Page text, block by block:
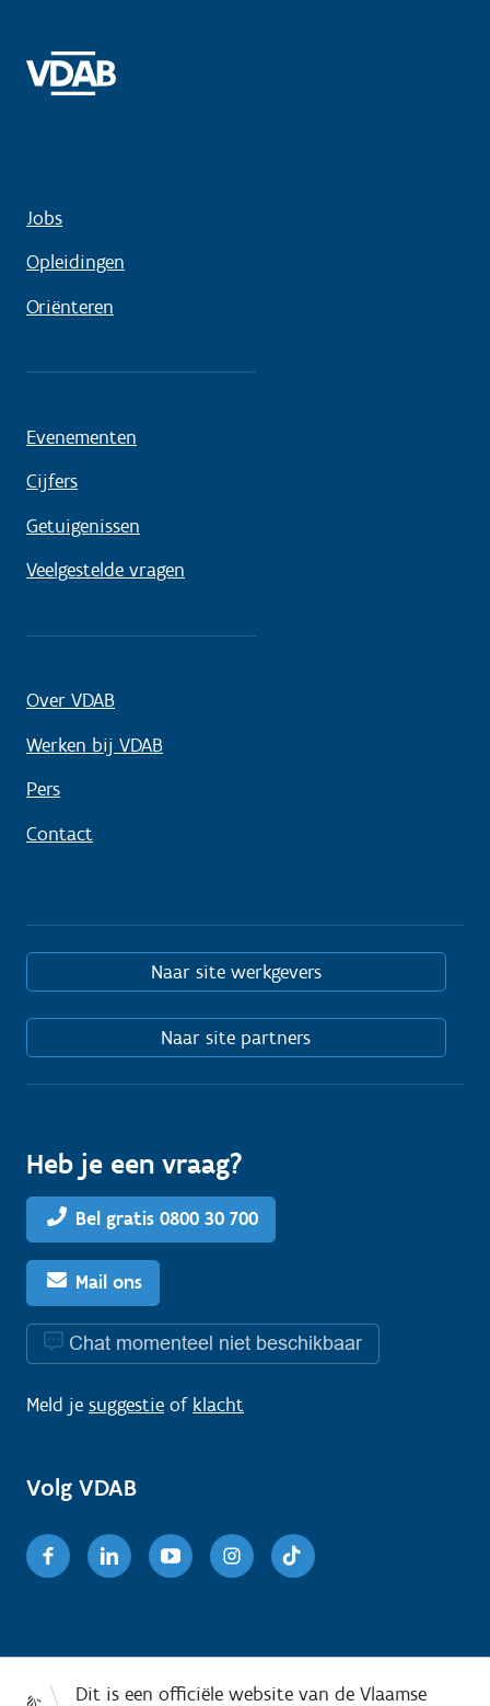
Jobs
Opleidingen
Oriënteren
Evenementen
Cijfers
Getuigenissen
Veelgestelde vragen
Over VDAB
Werken bij VDAB
Pers
Contact
Naar site werkgevers
Naar site partners
Heb je een vraag?
Bel gratis 0800 30 700
Mail ons
Chat momenteel niet beschikbaar
Meld je suggestie of klacht
Volg VDAB
FacebookLinkedinYoutubeInstagram